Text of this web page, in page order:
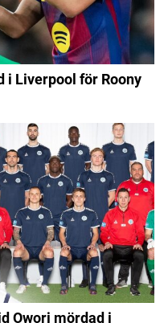
i Liverpool för Roony
Owori mördad i